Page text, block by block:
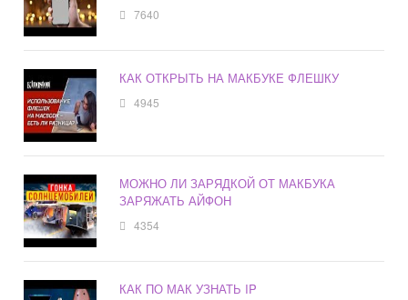
7640
КАК ОТКРЫТЬ НА МАКБУКЕ ФЛЕШКУ
4945
МОЖНО ЛИ ЗАРЯДКОЙ ОТ МАКБУКА
ЗАРЯЖАТЬ АЙФОН
4354
КАК ПО МАК УЗНАТЬ IP